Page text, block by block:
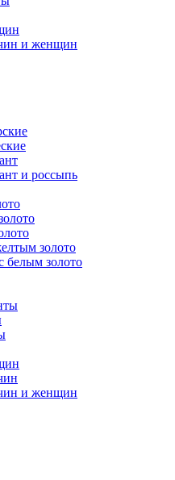
и женщин
и россыпь
золото
белым золото
и женщин